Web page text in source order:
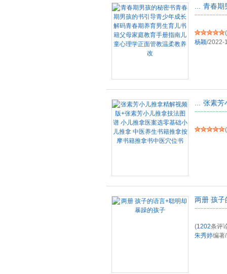
青春期
(
杨颖/2022-
张素芳
(
两册 孩子
(1202条评
朱秀婷编著/